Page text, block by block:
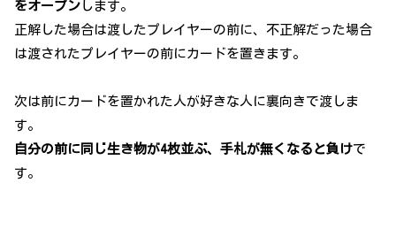
をオープン します。
正解した場合は渡したプレイヤーの前に、不正解だった場合
は渡されたプレイヤーの前にカードを置きます。
次は前にカードを置かれた人が好きな人に裏向きで渡しま
す。
自分の前に同じ生き物が4枚並ぶ、手札が無くなると負けで
す。